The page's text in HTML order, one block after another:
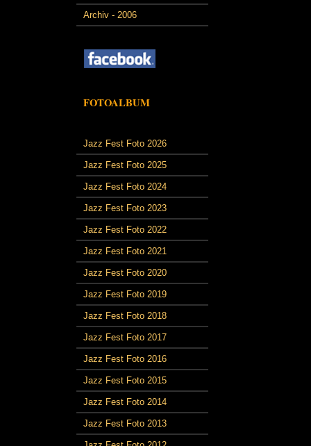
Archiv - 2006
FOTOALBUM
Jazz Fest Foto 2026
Jazz Fest Foto 2025
Jazz Fest Foto 2024
Jazz Fest Foto 2023
Jazz Fest Foto 2022
Jazz Fest Foto 2021
Jazz Fest Foto 2020
Jazz Fest Foto 2019
Jazz Fest Foto 2018
Jazz Fest Foto 2017
Jazz Fest Foto 2016
Jazz Fest Foto 2015
Jazz Fest Foto 2014
Jazz Fest Foto 2013